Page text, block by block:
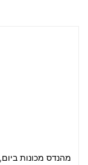
מהנדס מכונות